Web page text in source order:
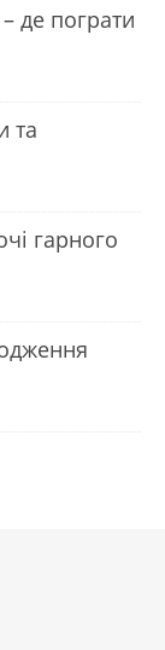
де пограти
та
гарного